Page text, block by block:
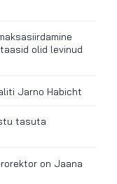
olid levinud
Jarno Habicht
tasuta
on Jaana